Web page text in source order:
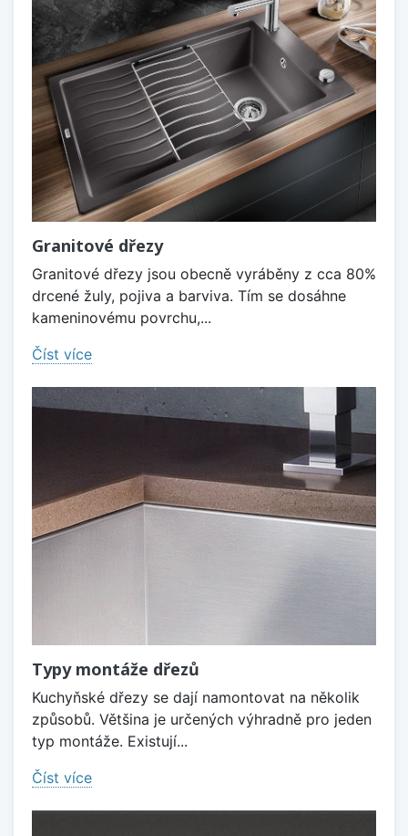
Granitové dřezy
Granitové dřezy jsou obecně vyráběny z cca 80%
drcené žuly, pojiva a barviva. Tím se dosáhne
kameninovému povrchu,...
Číst více
Typy montáže dřezů
Kuchyňské dřezy se dají namontovat na několik
způsobů. Většina je určených výhradně pro jeden
typ montáže. Existují...
Číst více